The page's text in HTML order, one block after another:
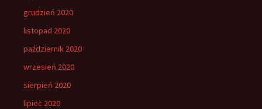
grudzień 2020
listopad 2020
październik 2020
wrzesień 2020
sierpień 2020
lipiec 2020